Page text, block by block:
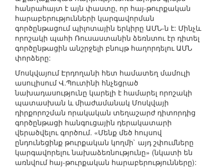
հանրահայտ է այն փաստը, որ հայ-թուրքական
հարաբերությունների կարգավորման
գործընթացում պիլոտային երկիրը ԱՄՆ-ն է: Մինչև
որոշակի պահի Ռուսաստանին ձեռնտու էր դիտել
գործընթացին անշրջելի բնույթ հաղորդելու ԱՄՆ
փորձերը:
Մոսկվայում Էրդողանի հետ համատեղ մամուլի
ասուլիսում Վ.Պուտինի հնչեցրած
նախադասությունը կարելի է համարել որոշակի
պատասխան և միաժամանակ Մոսկվայի
դիրքորոշման որակական տեղաշարժ դիտորդից
գործընթացի հանգուցային դերակատարի
վերածվելու գործում. «Մենք մեծ հույսով
ընդունեցինք թուրքական կողմի` այդ շփումները
կարգավորելու նախաձեռնությունը» (նկատի են
առնվում հայ-թուրքական հարաբերությունները):